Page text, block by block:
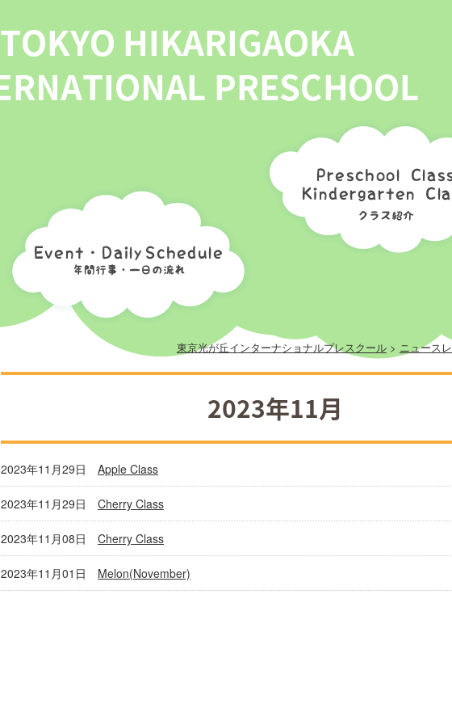
年間スケジュール
1日の流れ
チェリークラス
アップルクラス
メロンクラス
グレープクラス
東京光が丘インターナショナルプレスクール > ニュース
2023年11月
2023年11月29日 Apple Class
2023年11月29日 Cherry Class
2023年11月08日 Cherry Class
2023年11月01日 Melon(November)